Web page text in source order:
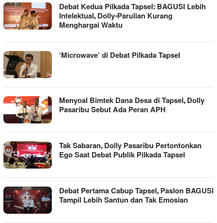
Debat Kedua Pilkada Tapsel: BAGUSI Lebih
Intelektual, Dolly-Parulian Kurang
Menghargai Waktu
‘Microwave’ di Debat Pilkada Tapsel
Menyoal Bimtek Dana Desa di Tapsel, Dolly
Pasaribu Sebut Ada Peran APH
Tak Sabaran, Dolly Pasaribu Pertontonkan
Ego Saat Debat Publik Pilkada Tapsel
Debat Pertama Cabup Tapsel, Paslon BAGUSI
Tampil Lebih Santun dan Tak Emosian